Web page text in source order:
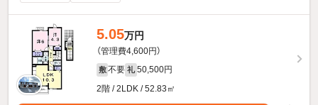
5.05万円
（管理費4,600円）
敷 不要 礼 50,500円
2階 / 2LDK / 52.83㎡